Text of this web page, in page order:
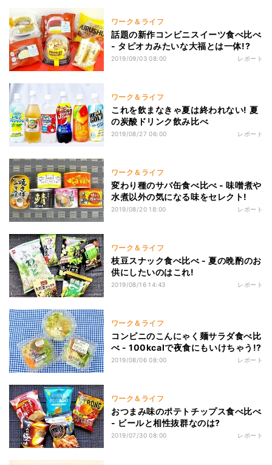
ワーク＆ライフ
話題の新作コンビニスイーツ食べ比べ
- タピオカみたいな大福とは一体!?
2019/09/03 08:00 レポート
ワーク＆ライフ
これを飲まなきゃ夏は終われない! 夏
の炭酸ドリンク飲み比べ
2019/08/27 06:00 レポート
ワーク＆ライフ
変わり種のサバ缶食べ比べ - 味噌煮や
水煮以外の気になる味をセレクト!
2019/08/20 18:00 レポート
ワーク＆ライフ
枝豆スナック食べ比べ - 夏の晩酌のお
供にしたいのはこれ!
2019/08/16 14:43 レポート
ワーク＆ライフ
コンビニのこんにゃく麺サラダ食べ比
べ - 100kcalで夜食にもいけちゃう!?
2019/08/06 08:00 レポート
ワーク＆ライフ
おつまみ味のポテトチップス食べ比べ
- ビールと相性抜群なのは?
2019/07/30 08:00 レポート